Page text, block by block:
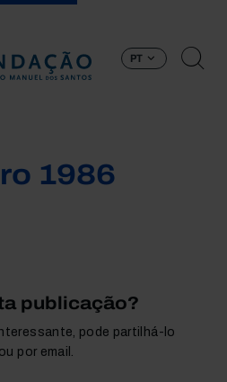
PT
1986
publicação?
pode partilhá-lo
por email.